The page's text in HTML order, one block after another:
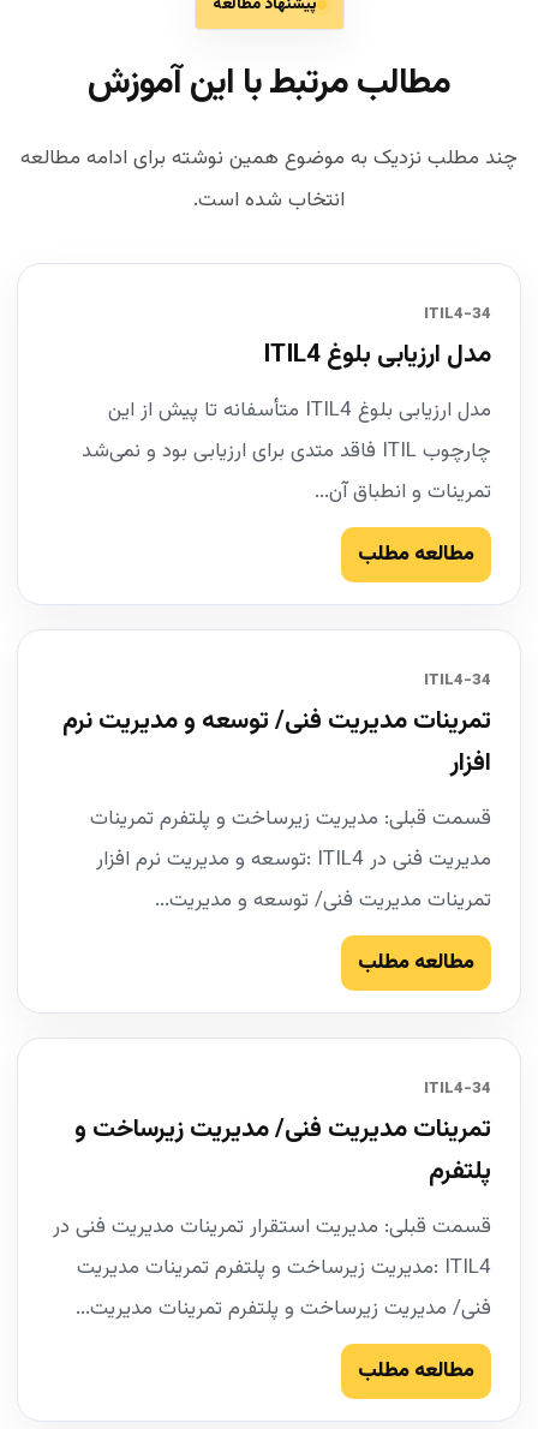
مطالب مرتبط با این آموزش
چند مطلب نزدیک به موضوع همین نوشته برای ادامه مطالعه
انتخاب شده است.
34-ITIL4
مدل ارزیابی بلوغ ITIL4
مدل ارزیابی بلوغ ITIL4 متأسفانه تا پیش از این
چارچوب ITIL فاقد متدی برای ارزیابی بود و نمی‌شد
تمرینات و انطباق آن...
مطالعه مطلب
34-ITIL4
تمرینات مدیریت فنی/ توسعه و مدیریت نرم
افزار
قسمت قبلی: مدیریت زیرساخت و پلتفرم تمرینات
مدیریت فنی در ITIL4 :توسعه و مدیریت نرم افزار
تمرینات مدیریت فنی/ توسعه و مدیریت...
مطالعه مطلب
34-ITIL4
تمرینات مدیریت فنی/ مدیریت زیرساخت و
پلتفرم
قسمت قبلی: مدیریت استقرار تمرینات مدیریت فنی در
ITIL4 :مدیریت زیرساخت و پلتفرم تمرینات مدیریت
فنی/ مدیریت زیرساخت و پلتفرم تمرینات مدیریت...
مطالعه مطلب